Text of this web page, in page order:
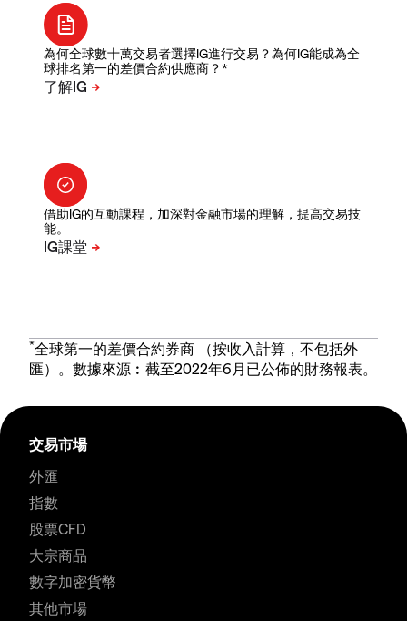
為何全球數十萬交易者選擇IG進行交易？為何IG能成為全
球排名第一的差價合約供應商？*
借助IG的互動課程，加深對金融市場的理解，提高交易技
能。
*全球第一的差價合約券商 （按收入計算，不包括外
匯）。數據來源︰截至2022年6月已公佈的財務報表。
交易市場
外匯
指數
股票CFD
大宗商品
數字加密貨幣
其他市場